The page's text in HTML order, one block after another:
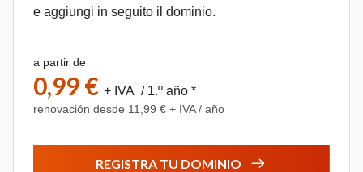
e aggiungi in seguito il dominio.
a partir de
0,99 € + IVA / 1.º año *
renovación desde 11,99 € + IVA / año
REGISTRA TU DOMINIO